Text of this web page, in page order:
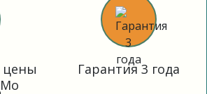
цены
Гарантия 3 года